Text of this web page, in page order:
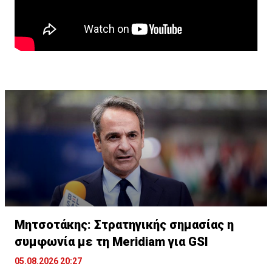
δημιουργεί μακροοικονομικούς κινδύνους.»
Μητσοτάκης: Στρατηγικής σημασίας η
συμφωνία με τη Meridiam για GSI
05.08.2026 20:27